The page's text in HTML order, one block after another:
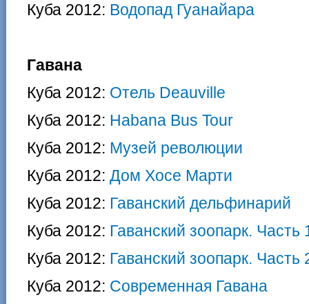
Куба 2012: Водопад Гуанайара
Гавана
Куба 2012: Отель Deauville
Куба 2012: Habana Bus Tour
Куба 2012: Музей революции
Куба 2012: Дом Хосе Марти
Куба 2012: Гаванский дельфинарий
Куба 2012: Гаванский зоопарк. Часть
Куба 2012: Гаванский зоопарк. Часть
Куба 2012: Современная Гавана